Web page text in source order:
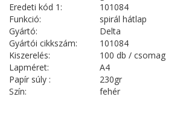
Eredeti kód 1:
101084
Funkció:
spirál hátlap
Gyártó:
Delta
Gyártói cikkszám:
101084
Kiszerelés:
100 db / csomag
Lapméret:
A4
Papír súly :
230gr
Szín:
fehér